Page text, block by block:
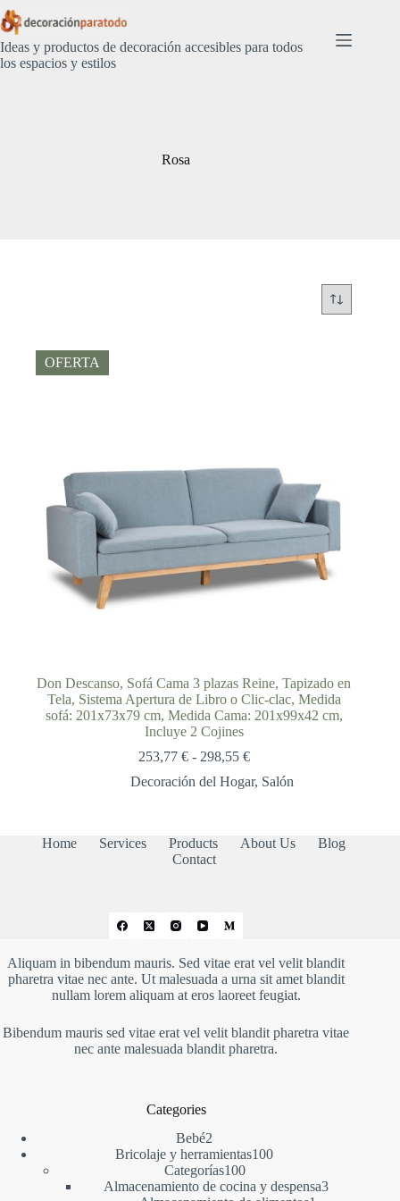
Saltar
al
contenido
Ideas y productos de decoración accesibles para todos
los espacios y estilos
Rosa
OFERTA
Don Descanso, Sofá Cama 3 plazas Reine, Tapizado en
Tela, Sistema Apertura de Libro o Clic-clac, Medida
sofá: 201x73x79 cm, Medida Cama: 201x99x42 cm,
Incluye 2 Cojines
253,77 € - 298,55 €Rango
precios:
hasta
298,55 €
Decoración del Hogar, Salón
Home Services Products About Us
Blog
Contact
Aliquam in bibendum mauris. Sed vitae erat vel velit blandit
pharetra vitae nec ante. Ut malesuada a urna sit amet blandit
nullam lorem aliquam at eros laoreet feugiat.
Bibendum mauris sed vitae erat vel velit blandit pharetra vitae
nec ante malesuada blandit pharetra.
Categories
Bebé22
productos
Bricolaje y herramientas100100
Categorías100100
productos
Almacenamiento de cocina y despensa33